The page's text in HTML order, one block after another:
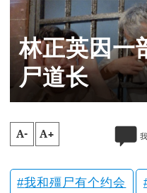
林正英因一
尸道长
A- A+
我和殭尸有个约会